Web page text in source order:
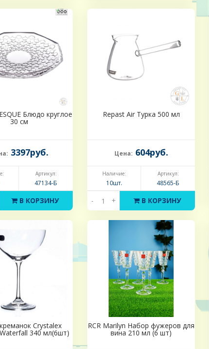
Блюдо круглое
30 см
3397руб.
Артикул:
47134-Б
В КОРЗИНУ
Repast Air Турка 500 мл
Цена: 604руб.
Наличие:
10шт.
Артикул:
48565-Б
- + В КОРЗИНУ
Crystalex
340 мл(6шт)
RCR Marilyn Набор фужеров для
вина 210 мл (6 шт)